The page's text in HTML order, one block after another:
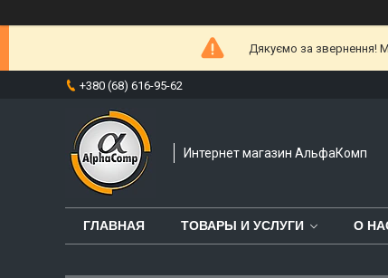
Дякуємо за звернення!
+380 (68) 616-95-62
Интернет магазин АльфаКомп
ГЛАВНАЯ ТОВАРЫ И УСЛУГИ О